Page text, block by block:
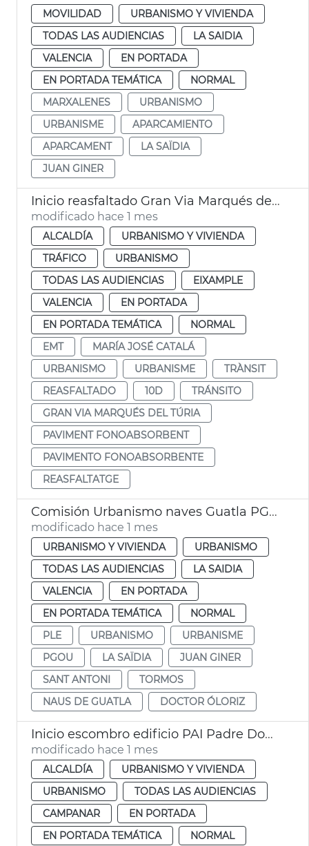
MOVILIDAD
URBANISMO Y VIVIENDA
TODAS LAS AUDIENCIAS
LA SAIDIA
VALENCIA
EN PORTADA
EN PORTADA TEMÁTICA
NORMAL
MARXALENES
URBANISMO
URBANISME
APARCAMIENTO
APARCAMENT
LA SAÏDIA
JUAN GINER
Inicio reasfaltado Gran Via Marqués del Túria
modificado hace 1 mes
ALCALDÍA
URBANISMO Y VIVIENDA
TRÁFICO
URBANISMO
TODAS LAS AUDIENCIAS
EIXAMPLE
VALENCIA
EN PORTADA
EN PORTADA TEMÁTICA
NORMAL
EMT
MARÍA JOSÉ CATALÁ
URBANISMO
URBANISME
TRÀNSIT
REASFALTADO
10D
TRÁNSITO
GRAN VIA MARQUÉS DEL TÚRIA
PAVIMENT FONOABSORBENT
PAVIMENTO FONOABSORBENTE
REASFALTATGE
Comisión Urbanismo naves Guatla PGOU
modificado hace 1 mes
URBANISMO Y VIVIENDA
URBANISMO
TODAS LAS AUDIENCIAS
LA SAIDIA
VALENCIA
EN PORTADA
EN PORTADA TEMÁTICA
NORMAL
PLE
URBANISMO
URBANISME
PGOU
LA SAÏDIA
JUAN GINER
SANT ANTONI
TORMOS
NAUS DE GUATLA
DOCTOR ÓLORIZ
Inicio escombro edificio PAI Padre Doménech
modificado hace 1 mes
ALCALDÍA
URBANISMO Y VIVIENDA
URBANISMO
TODAS LAS AUDIENCIAS
CAMPANAR
EN PORTADA
EN PORTADA TEMÁTICA
NORMAL